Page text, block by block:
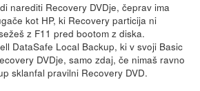
narediti Recovery DVDje, čeprav ima
kot HP, ki Recovery particija ni
z F11 pred bootom z diska.
DataSafe Local Backup, ki v svoji Basic
DVDje, samo zdaj, če nimaš ravno
sklanfal pravilni Recovery DVD.